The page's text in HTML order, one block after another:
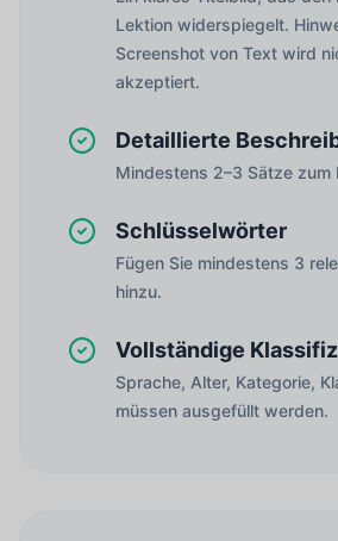
Lektion widerspiegelt.
Screenshot von Text wird
akzeptiert.
Detaillierte
Mindestens 2–3 Sätze zum
Schlüsselwörter
Fügen Sie mindestens 3
hinzu.
Vollständige
Sprache, Alter, Kategorie,
müssen ausgefüllt werden.